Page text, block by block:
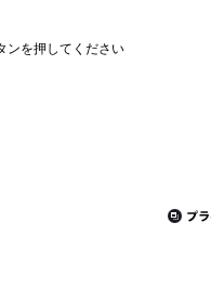
ンを押してください